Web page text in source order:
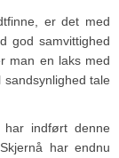
er det med
god samvittighed
man en laks med
tale
indført denne
har endnu